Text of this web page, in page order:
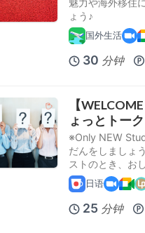
魅力や海外移住
ょう♪
国外生活
30 分钟
【
ょっとトーク
※Only NEW
だんをしましょ
ストのとき、お
日语
25 分钟